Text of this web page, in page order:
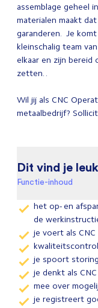
assemblage geheel
materialen maakt
garanderen. Je
kleinschalig team
elkaar en zijn bereid
zetten. .
Wil jij als CNC
metaalbedrijf?
Dit vind je
Functie-inhoud
het op- en
de
je voert als
je spoort
je denkt als
mee over
je registreert